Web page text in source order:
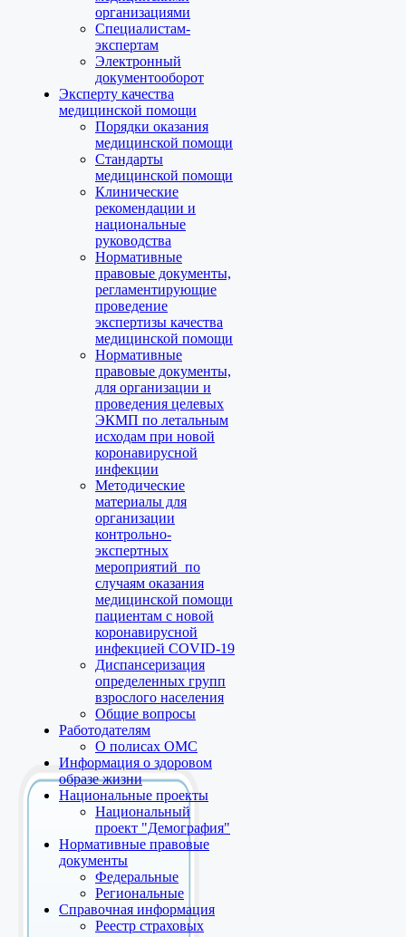
организациями
Специалистам-
экспертам
Электронный
документооборот
Эксперту качества
медицинской помощи
Порядки оказания
медицинской помощи
Стандарты
медицинской помощи
Клинические
рекомендации и
национальные
руководства
Нормативные
правовые документы,
регламентирующие
проведение
экспертизы качества
медицинской помощи
Нормативные
правовые документы,
для организации и
проведения целевых
ЭКМП по летальным
исходам при новой
коронавирусной
инфекции
Методические
материалы для
организации
контрольно-
экспертных
мероприятий по
случаям оказания
медицинской помощи
пациентам с новой
коронавирусной
инфекцией COVID-19
Диспансеризация
определенных групп
взрослого населения
Общие вопросы
Работодателям
О полисах ОМС
Информация о здоровом
образе жизни
Национальные проекты
Национальный
проект "Демография"
Нормативные правовые
документы
Федеральные
Региональные
Справочная информация
Реестр страховых